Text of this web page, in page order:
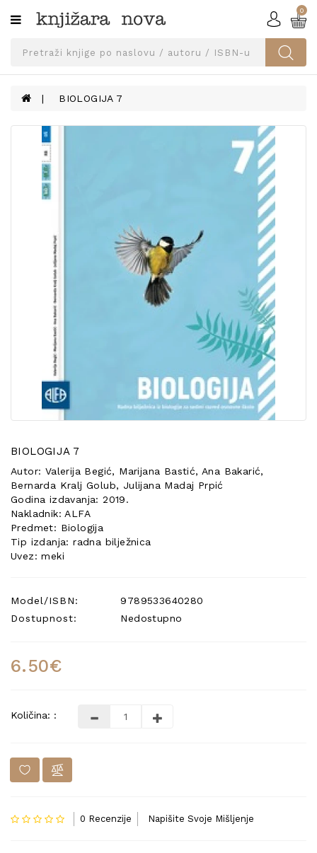
Kategorije
SVEUČILIŠNA
UDŽBENICI
KNJIGE
PRIBOR
I
OPREMA
KONTAKT
POSEBNA
PONUDA
0
BIOLOGIJA 7
BIOLOGIJA 7
Autor: Valerija Begić, Marijana Bastić, Ana Bakarić,
Bernarda Kralj Golub, Julijana Madaj Prpić
Godina izdavanja: 2019.
Nakladnik: ALFA
Predmet: Biologija
Tip izdanja: radna bilježnica
Uvez: meki
Model/ISBN:
9789533640280
Dostupnost:
Nedostupno
6.50€
Količina: :
0 Recenzije Napišite Svoje Mišljenje